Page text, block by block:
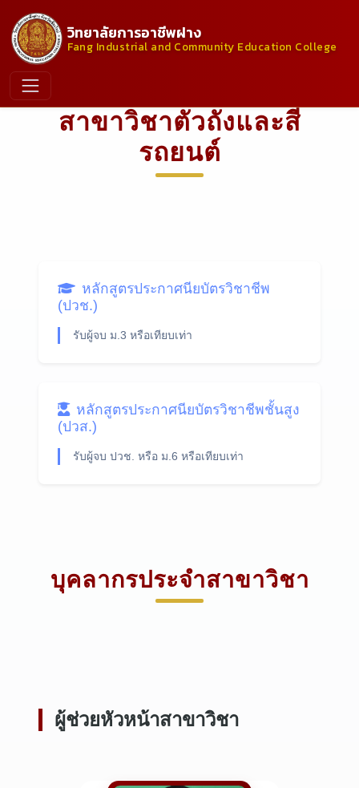
วิทยาลัยการอาชีพฝาง
Fang Industrial and Community Education College
สาขาวิชาตัวถังและสี
รถยนต์
หลักสูตรประกาศนียบัตรวิชาชีพ
(ปวช.)
รับผู้จบ ม.3 หรือเทียบเท่า
หลักสูตรประกาศนียบัตรวิชาชีพชั้นสูง
(ปวส.)
รับผู้จบ ปวช. หรือ ม.6 หรือเทียบเท่า
บุคลากรประจำสาขาวิชา
ผู้ช่วยหัวหน้าสาขาวิชา